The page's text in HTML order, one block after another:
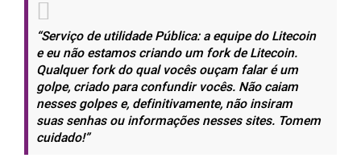
“Serviço de utilidade Pública: a equipe do Litecoin
e eu não estamos criando um fork de Litecoin.
Qualquer fork do qual vocês ouçam falar é um
golpe, criado para confundir vocês. Não caiam
nesses golpes e, definitivamente, não insiram
suas senhas ou informações nesses sites. Tomem
cuidado!”